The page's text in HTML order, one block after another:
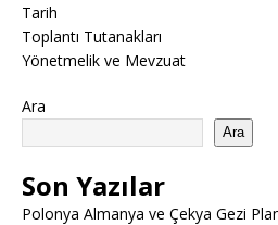
Tarih
Toplantı Tutanakları
Yönetmelik ve Mevzuat
Ara
Ara
Son Yazılar
Polonya Almanya ve Çekya Gezi